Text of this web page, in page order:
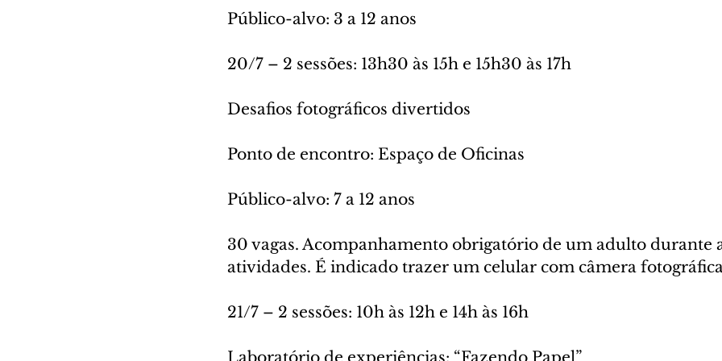
Público-alvo: 3 a 12 anos
20/7 – 2 sessões: 13h30 às 15h e 15h30 às 17h
Desafios fotográficos divertidos
Ponto de encontro: Espaço de Oficinas
Público-alvo: 7 a 12 anos
30 vagas. Acompanhamento obrigatório de um adulto durante
atividades. É indicado trazer um celular com câmera
21/7 – 2 sessões: 10h às 12h e 14h às 16h